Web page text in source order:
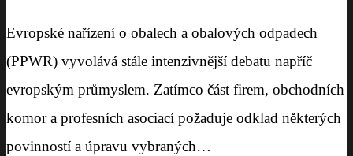
Evropské nařízení o obalech a obalových odpadech
(PPWR) vyvolává stále intenzivnější debatu napříč
evropským průmyslem. Zatímco část firem, obchodních
komor a profesních asociací požaduje odklad některých
povinností a úpravu vybraných…